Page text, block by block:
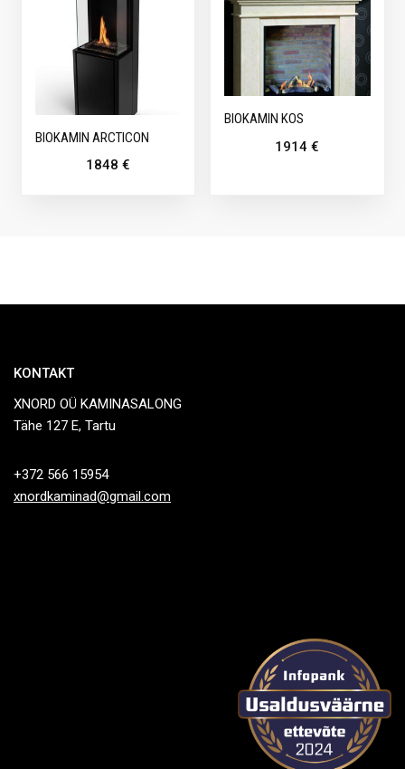
BIOKAMIN ARCTICON
1848 €
BIOKAMIN KOS
1914€
KONTAKT
XNORD OÜ KAMINASALONG
Tähe 127 E, Tartu
+372 566 15954
xnordkaminad@gmail.com